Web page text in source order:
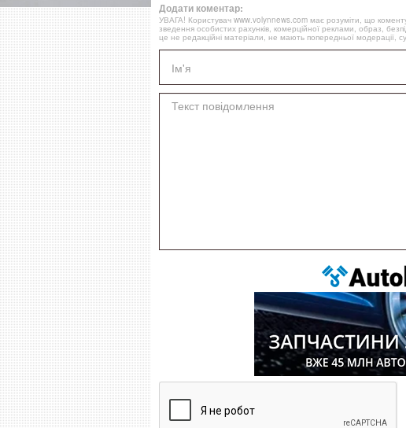
Додати коментар:
УВАГА! Користувач www.volynnews.com має розуміти, що
зведення особистих рахунків, комерційної реклами, образ,
це не редакційні матеріали, не мають попередньої модерації,